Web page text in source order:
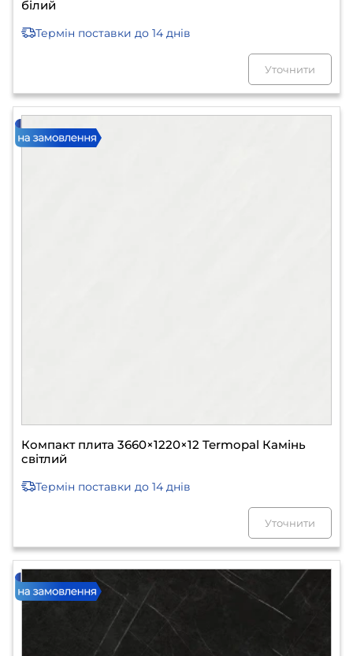
білий
Термін поставки до 14 днів
Уточнити
Компакт плита 3660×1220×12 Termopal Камінь
світлий
Термін поставки до 14 днів
Уточнити